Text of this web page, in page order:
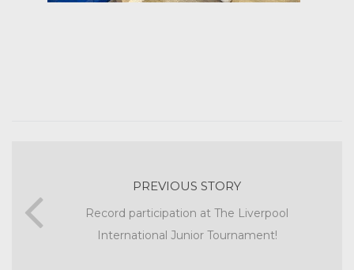
PREVIOUS STORY
Record participation at The Liverpool
International Junior Tournament!